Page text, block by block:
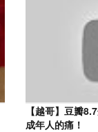
【越哥】豆瓣
成年人的痛！